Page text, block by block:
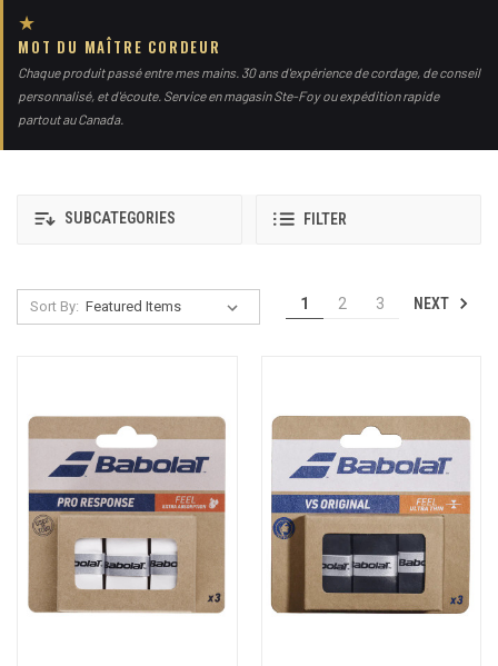
★
MOT DU MAÎTRE CORDEUR
Chaque produit passé entre mes mains. 30 ans d'expérience de cordage, de conseil
personnalisé, et d'écoute. Service en magasin Ste-Foy ou expédition rapide
partout au Canada.
SUBCATEGORIES FILTER
Sort By: 1 2 3 NEXT